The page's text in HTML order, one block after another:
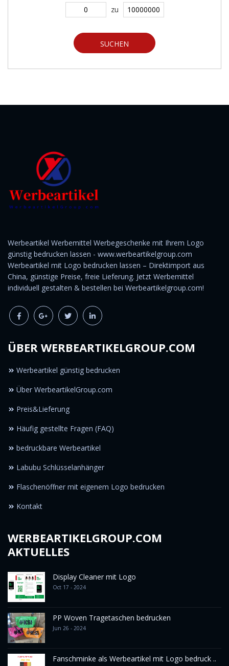
zu
SUCHEN
Werbeartikel Werbemittel Werbegeschenke mit Ihrem Logo
günstig bedrucken lassen - www.werbeartikelgroup.com
Werbeartikel mit Logo bedrucken lassen – Direktimport aus
China, günstige Preise, freie Lieferung. Jetzt Werbemittel
individuell gestalten & bestellen bei Werbeartikelgroup.com!
ÜBER WERBEARTIKELGROUP.COM
Werbeartikel günstig bedrucken
Über WerbeartikelGroup.com
Preis&Lieferung
Häufig gestellte Fragen (FAQ)
bedruckbare Werbeartikel
Labubu Schlüsselanhänger
Flaschenöffner mit eigenem Logo bedrucken
Kontakt
WERBEARTIKELGROUP.COM
AKTUELLES
Display Cleaner mit Logo
Oct 17 - 2024
PP Woven Tragetaschen bedrucken
Jun 26 - 2024
Fanschminke als Werbeartikel mit Logo bedruck ..